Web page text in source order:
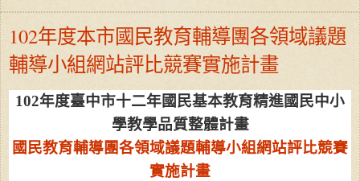
102年度本市國民教育輔導團各領域議題
輔導小組網站評比競賽實施計畫
102年度臺中市十二年國民基本教育精進國民中小
學教學品質整體計畫
國民教育輔導團各領域議題輔導小組網站評比競賽
實施計畫